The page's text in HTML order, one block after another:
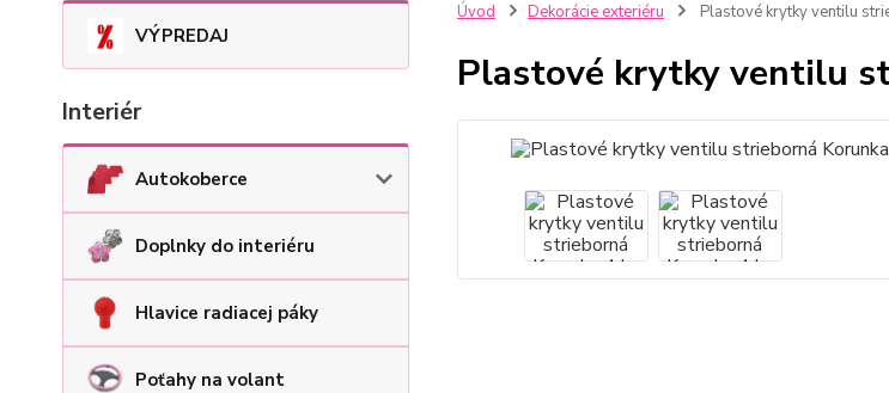
VÝPREDAJ
Interiér
Autokoberce
Doplnky do interiéru
Hlavice radiacej páky
Poťahy na volant
Úvod Dekorácie exteriéru Plastové krytky ventilu
Plastové krytky ventilu